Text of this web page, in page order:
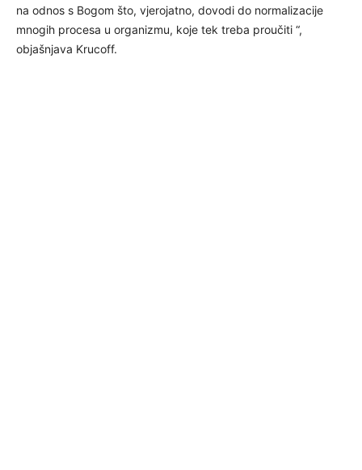
na odnos s Bogom što, vjerojatno, dovodi do normalizacije
mnogih procesa u organizmu, koje tek treba proučiti “,
objašnjava Krucoff.